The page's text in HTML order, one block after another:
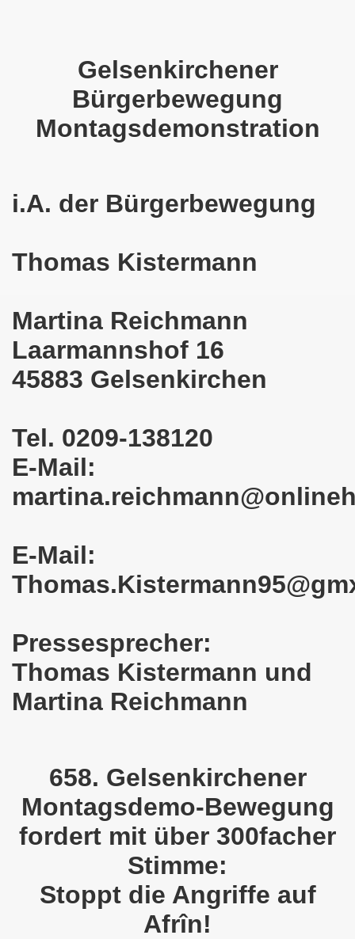
Gelsenkirchener
Bürgerbewegung
Montagsdemonstration
i.A. der Bürgerbewegung
Thomas Kistermann
Martina Reichmann
Laarmannshof 16
45883 Gelsenkirchen
Tel. 0209-138120
E-Mail:
E-Mail:
Pressesprecher:
Thomas Kistermann und
Martina Reichmann
658. Gelsenkirchener
Montagsdemo-Bewegung
fordert mit über 300facher
Stimme:
Stoppt die Angriffe auf
Afrîn!
Bewegung hier bei uns in der Gelsenkirchener
Gelsenkirchener(innen) spenden 523,20 Euro
Montagsdemo-Bewegung am 12.05.2025 am Platz der
Bewegung am 10.03.2025 am Platz der
Bewegung am 11.11.2024: Solidarität mit dem
solidarisiert sich am 14.10.2024 mit dem Volk
Volk und mit dem libanesischen Volk!
Montagsdemonstration am 12.08.2024 - eine
der Bundesweiten Montagsdemo-
Gelsenkirchener Montagsdemo-Bewegung am
Bewegung am 08.04.2024 auf dem Heinrich-König-
ruft auf am 11.03.2024 zum Jahrestag
zeigt am 05.02.2024 Flagge um 17.30 Uhr
08.01.2024 der Diskriminierung und der
Bewegung: Protest gegen Arbeitsplatzvernichtung
gegen Kundgebung und gegen Frank Oettler